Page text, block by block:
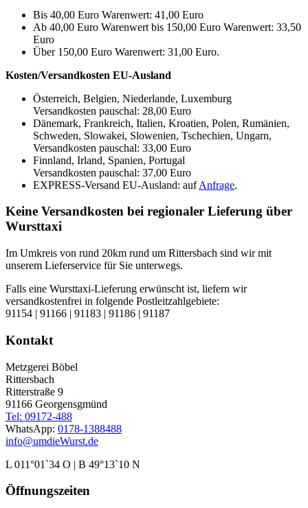
Bis 40,00 Euro Warenwert: 41,00 Euro
Ab 40,00 Euro Warenwert bis 150,00 Euro Warenwert: 33,50
Euro
Über 150,00 Euro Warenwert: 31,00 Euro.
Kosten/Versandkosten EU-Ausland
Österreich, Belgien, Niederlande, Luxemburg
Versandkosten pauschal: 28,00 Euro
Dänemark, Frankreich, Italien, Kroatien, Polen, Rumänien,
Schweden, Slowakei, Slowenien, Tschechien, Ungarn,
Versandkosten pauschal: 33,00 Euro
Finnland, Irland, Spanien, Portugal
Versandkosten pauschal: 37,00 Euro
EXPRESS-Versand EU-Ausland: aufAnfrage.
Keine Versandkosten bei regionaler Lieferung über
Wursttaxi
Im Umkreis von rund 20km rund um Rittersbach sind wir mit
unserem Lieferservice für Sie unterwegs.
Falls eine Wursttaxi-Lieferung erwünscht ist, liefern wir
versandkostenfrei in folgende Postleitzahlgebiete:
91154 | 91166 | 91183 | 91186 | 91187
Kontakt
Metzgerei Böbel
Rittersbach
Ritterstraße 9
91166 Georgensgmünd
Tel: 09172-488
WhatsApp: 0178-1388488
info@umdieWurst.de
L 011°01`34 O | B 49°13`10 N
Öffnungszeiten